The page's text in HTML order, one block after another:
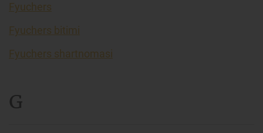
Fyuchers
Fyuchers bitimi
Fyuchers shartnomasi
G